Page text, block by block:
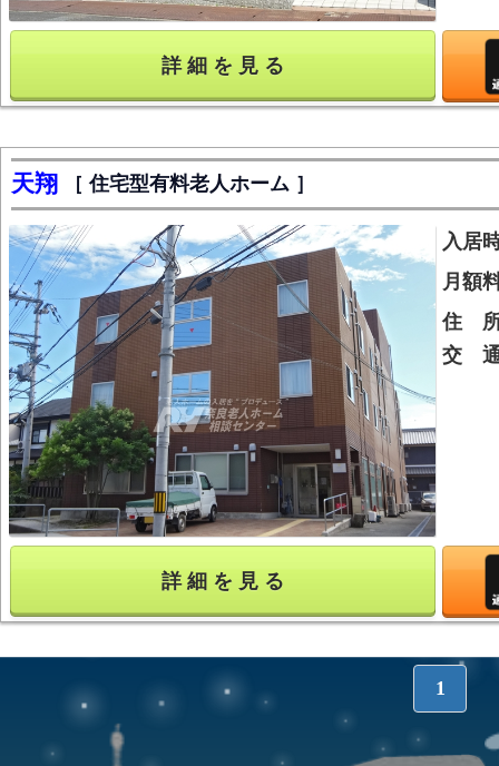
詳 細 を 見 る
天翔 住宅型有料老人ホーム
入居
月額
住
交
詳 細 を 見 る
1